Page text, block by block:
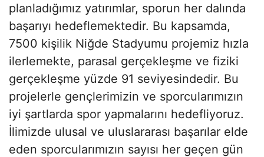
planladığımız yatırımlar, sporun her dalında
başarıyı hedeflemektedir. Bu kapsamda,
7500 kişilik Niğde Stadyumu projemiz hızla
ilerlemekte, parasal gerçekleşme ve fiziki
gerçekleşme yüzde 91 seviyesindedir. Bu
projelerle gençlerimizin ve sporcularımızın
iyi şartlarda spor yapmalarını hedefliyoruz.
İlimizde ulusal ve uluslararası başarılar elde
eden sporcularımızın sayısı her geçen gün